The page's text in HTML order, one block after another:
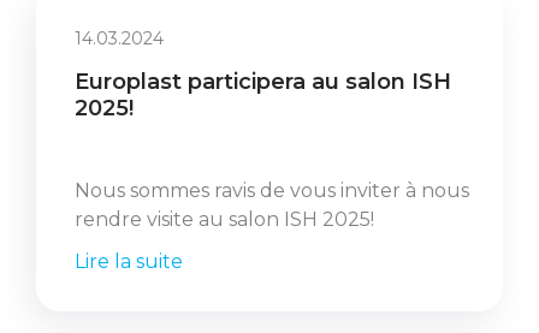
14.03.2024
Europlast participera au salon ISH
2025!
Nous sommes ravis de vous inviter à nous
rendre visite au salon ISH 2025!
Lire la suite